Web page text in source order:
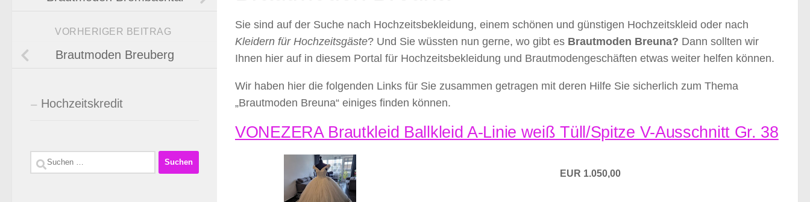
Sie sind auf der Suche nach Hochzeitsbekleidung, einem schönen und günstigen Hochzeitskleid oder nach
Kleidern für Hochzeitsgäste? Und Sie wüssten nun gerne, wo gibt es Brautmoden Breuna? Dann sollten wir
Ihnen hier auf in diesem Portal für Hochzeitsbekleidung und Brautmodengeschäften etwas weiter helfen können.
Wir haben hier die folgenden Links für Sie zusammen getragen mit deren Hilfe Sie sicherlich zum Thema
„Brautmoden Breuna“ einiges finden können.
VONEZERA Brautkleid Ballkleid A-Linie weiß Tüll/Spitze V-Ausschnitt Gr. 38
EUR 1.050,00
VORHERIGER BEITRAG
Brautmoden Breuberg
Hochzeitskredit
Suchen